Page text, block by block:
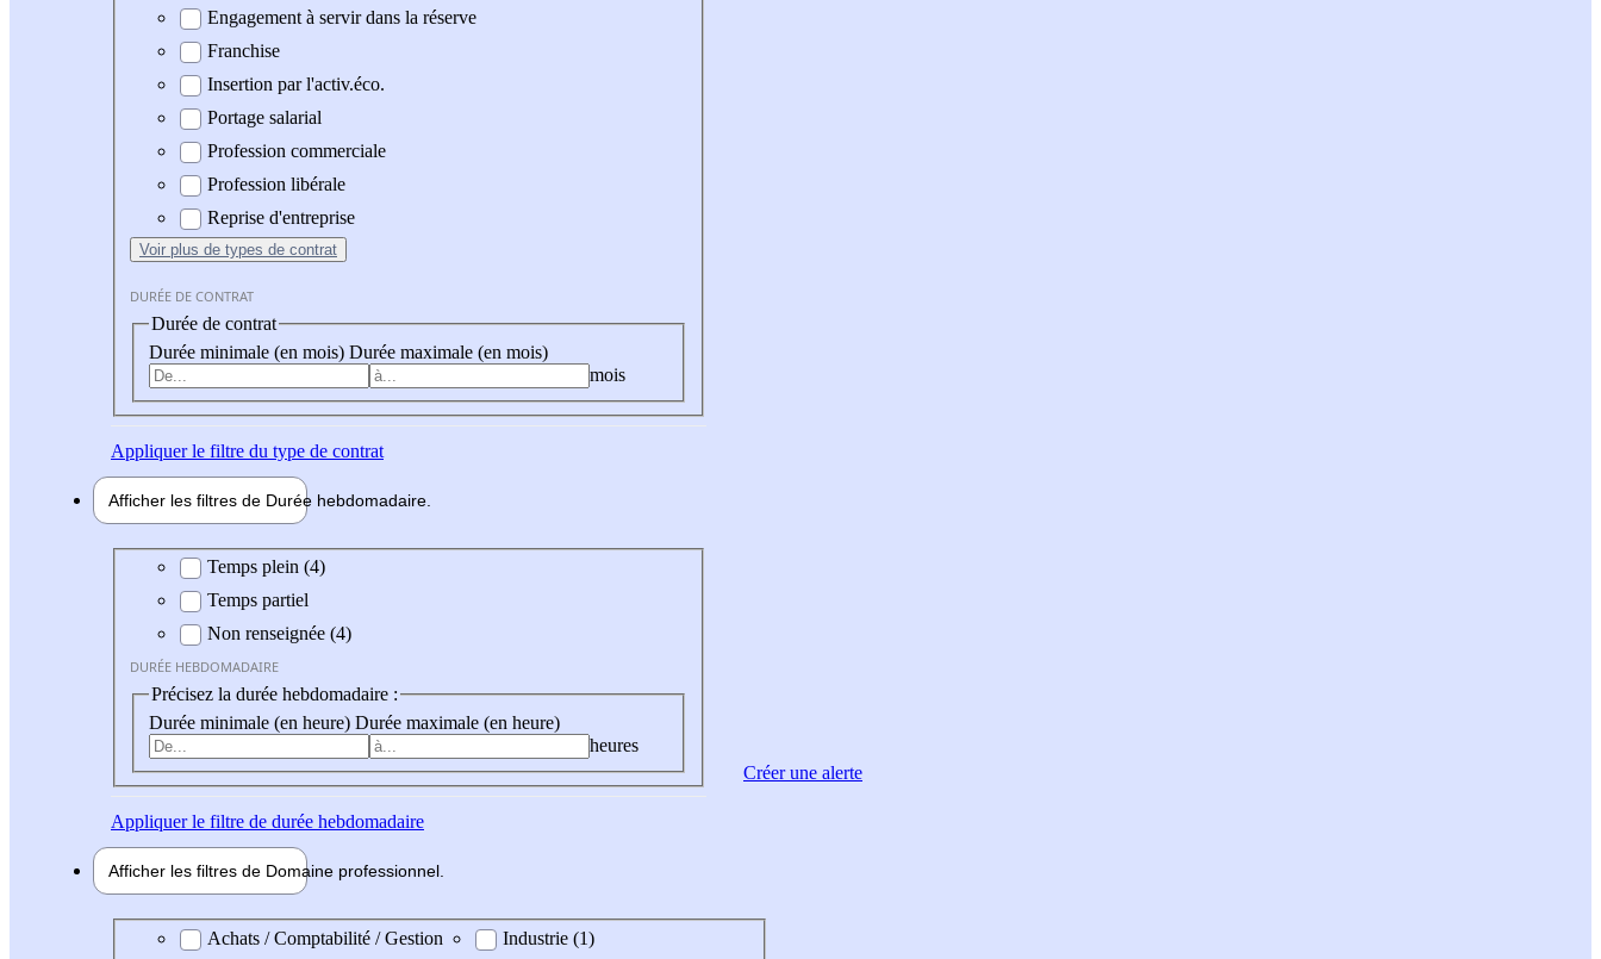
Engagement à servir dans la réserve
Franchise
Insertion par l'activ.éco.
Portage salarial
Profession commerciale
Profession libérale
Reprise d'entreprise
Voir plus de types de contrat
DURÉE DE CONTRAT
Durée de contrat
Durée minimale (en mois) Durée maximale (en mois)
mois
Appliquerle filtre du type de contrat
Afficher les filtres de Durée hebdomadaire
Durée hebdomadaire
Temps plein (4)
Temps partiel
Non renseignée (4)
DURÉE HEBDOMADAIRE
Précisez la durée hebdomadaire :
Durée minimale (en heure) Durée maximale (en heure)
heures
Appliquerle filtre de durée hebdomadaire
Afficher les filtres de Domaine professionnel
Domaine professionel
Achats / Comptabilité / Gestion
Industrie (1)
Créer une alerte